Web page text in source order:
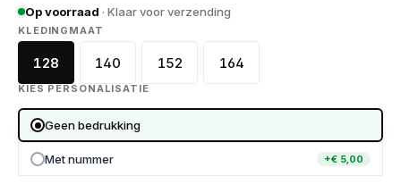
Op voorraad · Klaar voor verzending
SELECT
KLEDINGMAAT
128 140 152 164
KIES PERSONALISATIE
Geen bedrukking
Met nummer +€ 5,00